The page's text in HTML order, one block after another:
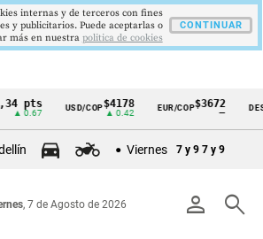
USD/COP$4178
▲ 0.42
EUR/COP$3672
—
Viernes 7 y 9 7 y 9
person search
, 7 de Agosto de 2026
internas y de terceros con fines
y publicitarios. Puede aceptarlas o
más en nuestra politica de cookies
CONTINUAR